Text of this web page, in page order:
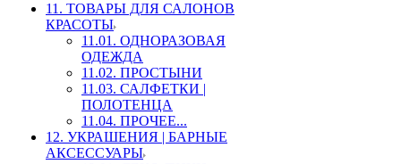
11. ТОВАРЫ ДЛЯ САЛОНОВ
КРАСОТЫ
11.01. ОДНОРАЗОВАЯ
ОДЕЖДА
11.02. ПРОСТЫНИ
11.03. САЛФЕТКИ |
ПОЛОТЕНЦА
11.04. ПРОЧЕЕ...
12. УКРАШЕНИЯ | БАРНЫЕ
АКСЕССУАРЫ